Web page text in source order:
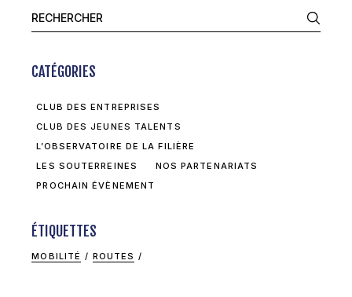
Search
for:
CATÉGORIES
CLUB DES ENTREPRISES
CLUB DES JEUNES TALENTS
L’OBSERVATOIRE DE LA FILIÈRE
LES SOUTERREINES
NOS PARTENARIATS
PROCHAIN ÉVÈNEMENT
ÉTIQUETTES
MOBILITÉ ROUTES